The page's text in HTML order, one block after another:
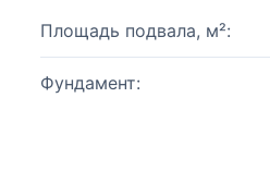
Площадь подвала, м²:
Фундамент: